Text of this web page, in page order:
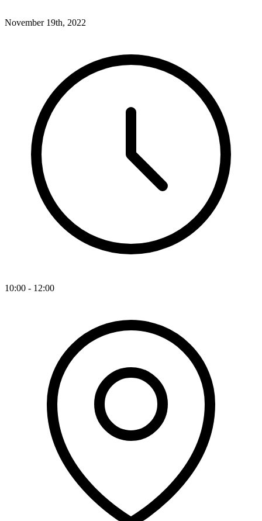
November 19th, 2022
10:00 - 12:00